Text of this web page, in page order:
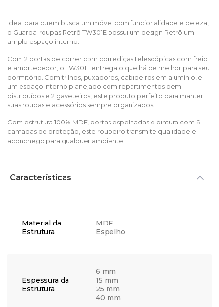
Ideal para quem busca um móvel com funcionalidade e beleza,
o Guarda-roupas Retrô TW301E possui um design Retrô um
amplo espaço interno.
Com 2 portas de correr com corrediças telescópicas com freio
e amortecedor, o TW301E entrega o que há de melhor para seu
dormitório. Com trilhos, puxadores, cabideiros em alumínio, e
um espaço interno planejado com repartimentos bem
distribuídos e 2 gaveteiros, este produto perfeito para manter
suas roupas e acessórios sempre organizados.
Com estrutura 100% MDF, portas espelhadas e pintura com 6
camadas de proteção, este roupeiro transmite qualidade e
aconchego para qualquer ambiente.
Características
Material da
Estrutura
MDF
Espelho
Espessura da
Estrutura
6 mm
15 mm
25 mm
40 mm